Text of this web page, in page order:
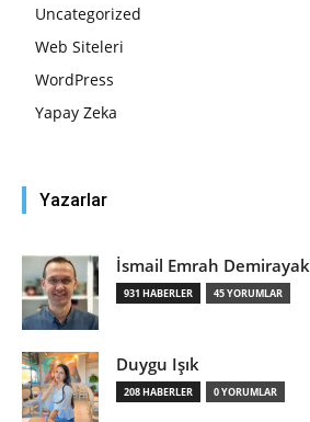
Uncategorized
Web Siteleri
WordPress
Yapay Zeka
Yazarlar
İsmail Emrah Demirayak
931 HABERLER 45 YORUMLAR
Duygu Işık
208 HABERLER 0 YORUMLAR